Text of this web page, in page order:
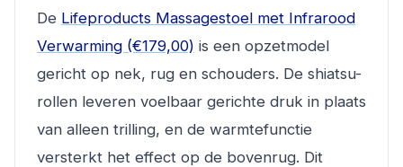
De Lifeproducts Massagestoel met Infrarood
Verwarming (€179,00) is een opzetmodel
gericht op nek, rug en schouders. De shiatsu-
rollen leveren voelbaar gerichte druk in plaats
van alleen trilling, en de warmtefunctie
versterkt het effect op de bovenrug. Dit